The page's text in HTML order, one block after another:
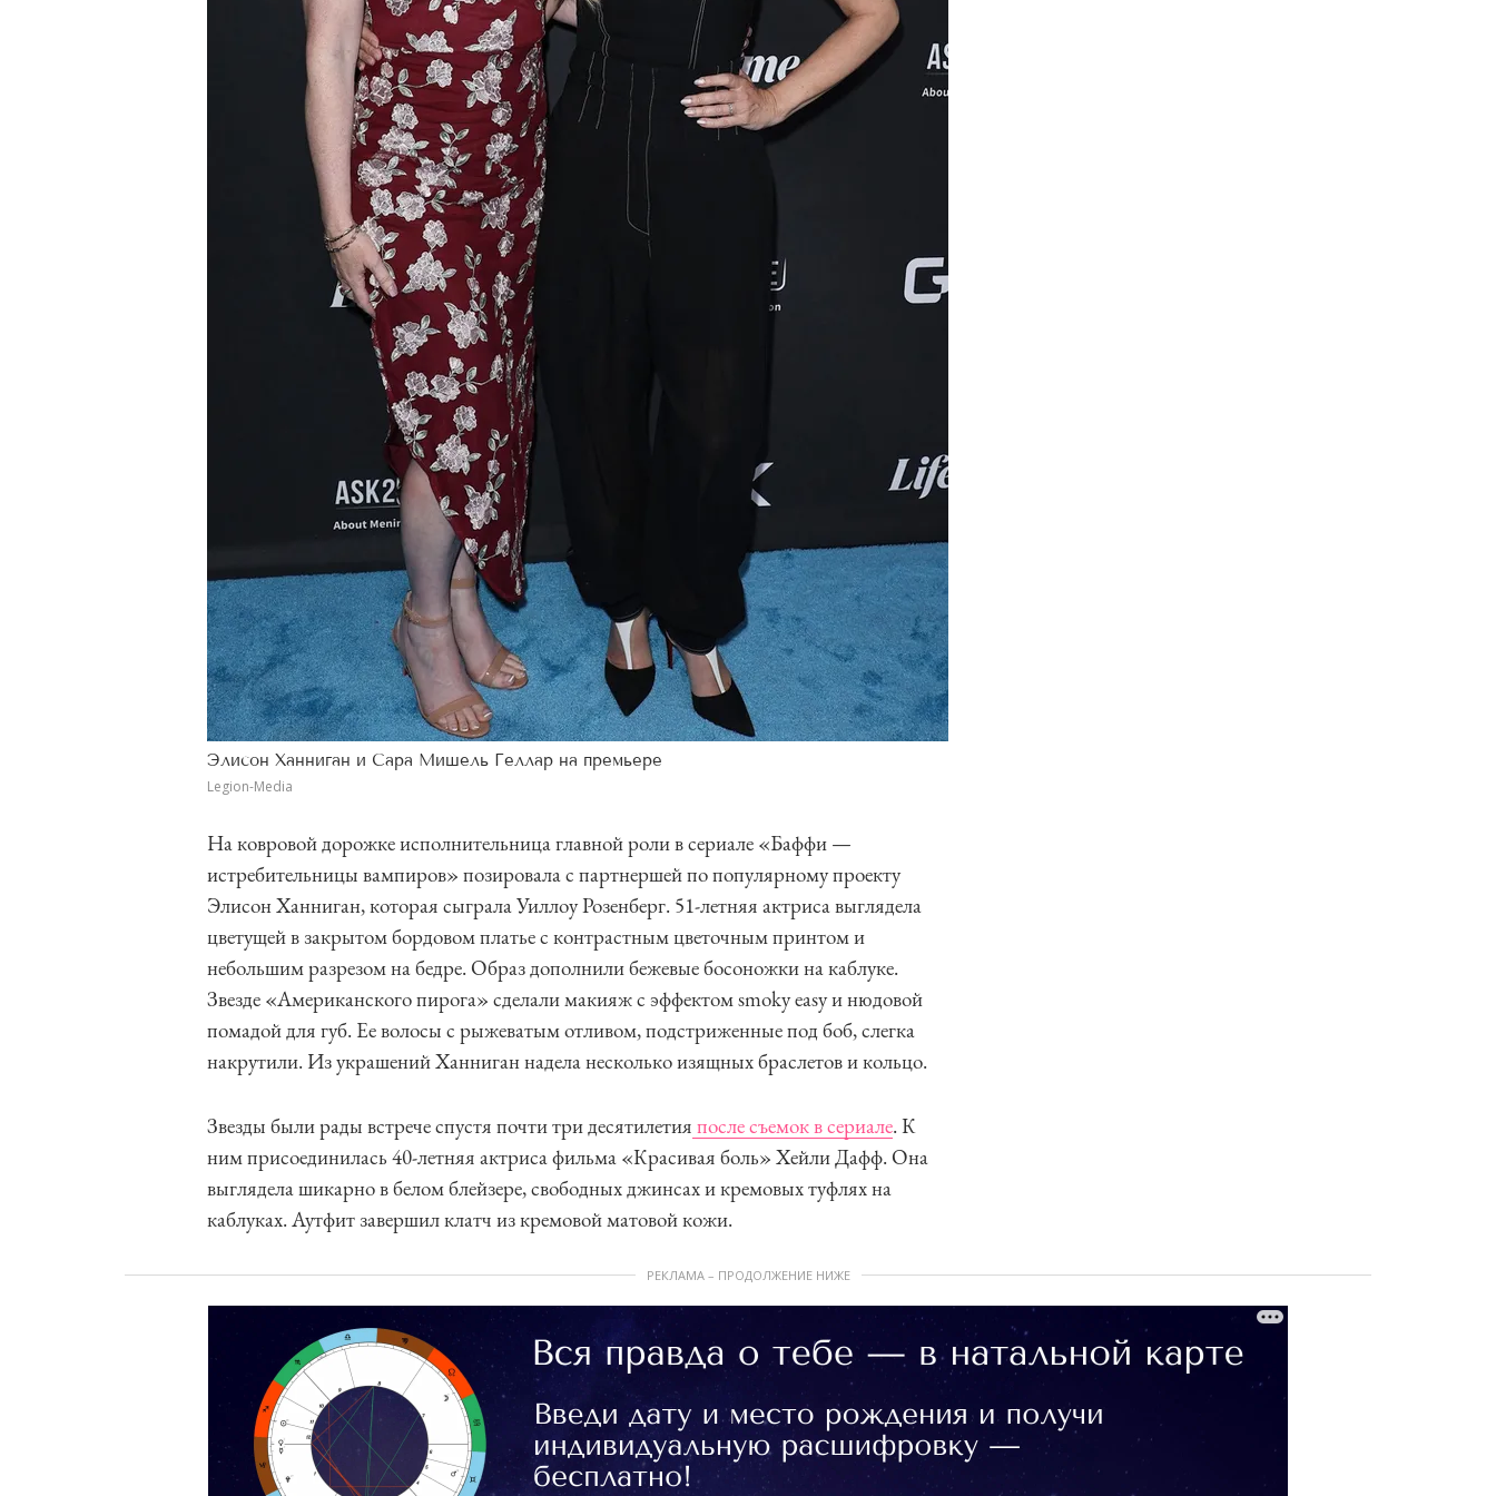
Элисон Ханниган и Сара Мишель Геллар на премьере
Legion-Media
На ковровой дорожке исполнительница главной роли в сериале «Баффи —
истребительницы вампиров» позировала с партнершей по популярному проекту
Элисон Ханниган, которая сыграла Уиллоу Розенберг. 51-летняя актриса выглядела
цветущей в закрытом бордовом платье с контрастным цветочным принтом и
небольшим разрезом на бедре. Образ дополнили бежевые босоножки на каблуке.
Звезде «Американского пирога» сделали макияж с эффектом smoky easy и нюдовой
помадой для губ. Ее волосы с рыжеватым отливом, подстриженные под боб, слегка
накрутили. Из украшений Ханниган надела несколько изящных браслетов и кольцо.
Звезды были рады встрече спустя почти три десятилетия после съемок в сериале. К
ним присоединилась 40-летняя актриса фильма «Красивая боль» Хейли Дафф. Она
выглядела шикарно в белом блейзере, свободных джинсах и кремовых туфлях на
каблуках. Аутфит завершил клатч из кремовой матовой кожи.
РЕКЛАМА – ПРОДОЛЖЕНИЕ НИЖЕ